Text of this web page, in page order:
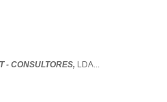
- CONSULTORES, LDA...